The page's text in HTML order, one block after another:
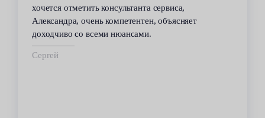
всегда помогал решить возникающие с
автомобилем проблемы. Все работы по
техобслуживанию проводились качественно и в
срок.